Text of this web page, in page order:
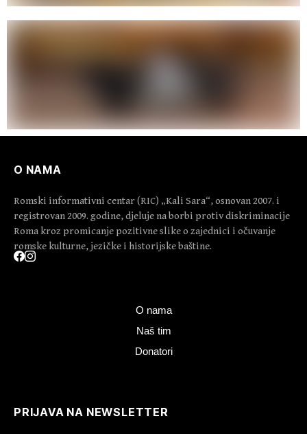
O NAMA
Romski informativni centar (RIC) „Kali Sara“, osnovan 2007. i
registrovan 2009. godine, djeluje na borbi protiv diskriminacije
Roma kroz promicanje pozitivne slike o zajednici i očuvanje
romske kulturne, jezičke i historijske baštine.
O nama
Naš tim
Donatori
PRIJAVA NA NEWSLETTER